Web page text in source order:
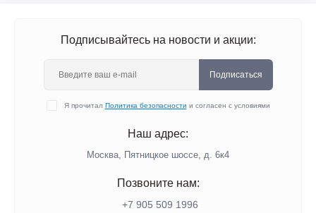
Подписывайтесь на новости и акции:
Подписаться
Я прочитал Политика безопасности и согласен с условиями
Наш адрес:
Москва, Пятницкое шоссе, д. 6к4
Позвоните нам:
+7 905 509 1996